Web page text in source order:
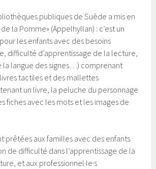
publiques de Suède a mis en
la Pomme» (Äppelhyllan) : c’est un
les enfants avec des besoins
difficulté d’apprentissage de la lecture,
la langue des signes…) comprenant
tactiles et des mallettes
un livre, la peluche du personnage
fiches avec les mots et les images de
prêtées aux familles avec des enfants
de difficulté dans l’apprentissage de la
et aux professionnel·le·s